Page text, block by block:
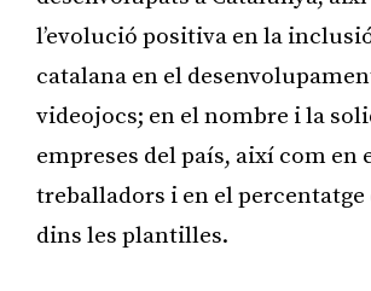
l’evolució positiva en la
catalana en el
videojocs; en el nombre i la
empreses del país, així com en
treballadors i en el percentatge
dins les plantilles.